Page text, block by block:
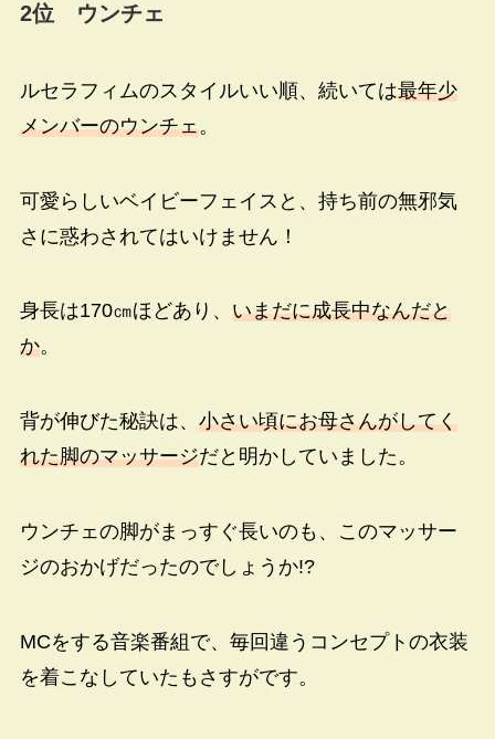
2位 ウンチェ
ルセラフィムのスタイルいい順、続いては最年少
メンバーのウンチェ。
可愛らしいベイビーフェイスと、持ち前の無邪気
さに惑わされてはいけません！
身長は170㎝ほどあり、 いまだに成長中なんだと
か。
背が伸びた秘訣は、 小さい頃にお母さんがしてく
れた脚のマッサージだと明かしていました。
ウンチェの脚がまっすぐ長いのも、このマッサー
ジのおかげだったのでしょうか!?
MCをする音楽番組で、毎回違うコンセプトの衣装
を着こなしていたもさすがです。